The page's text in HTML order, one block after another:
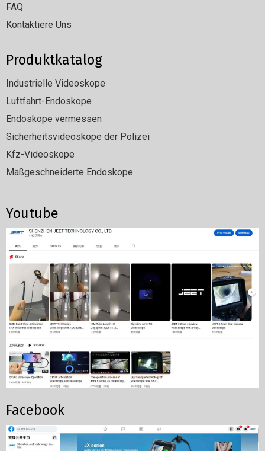
FAQ
Kontaktiere Uns
Produktkatalog
Industrielle Videoskope
Luftfahrt-Endoskope
Endoskope vermessen
Sicherheitsvideoskope der Polizei
Kfz-Videoskope
Maßgeschneiderte Endoskope
Youtube
Facebook